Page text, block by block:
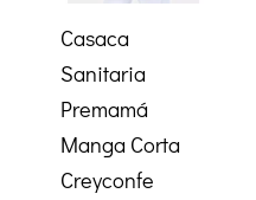
Casaca
Sanitaria
Premamá
Manga Corta
Creyconfe